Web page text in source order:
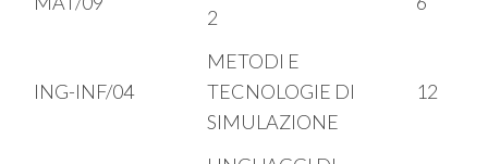
2
ING-INF/04
METODI E
TECNOLOGIE DI
SIMULAZIONE
12